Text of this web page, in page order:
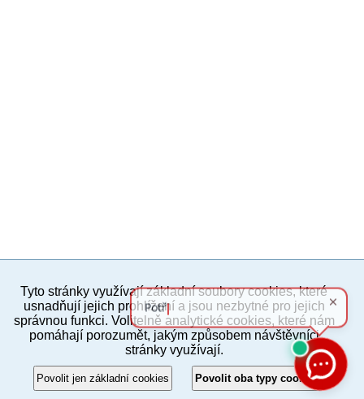
PC verze ENG
Povinné a praktické informace
© 2012–2019 MČ Praha 8
Tyto stránky využívají základní soubory cookies, které
usnadňují jejich prohlížení a jsou nezbytné pro jejich
správnou funkci. Volitelně analytické cookies, které nám
pomáhají porozumět, jakým způsobem návštěvníci
stránky využívají.
Povolit jen základní cookies Povolit oba typy cookies